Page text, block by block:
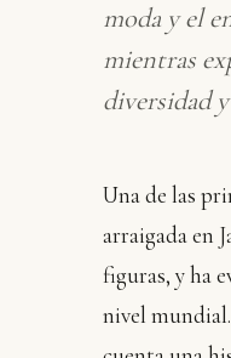
moda y el
mientras
diversidad
Una de las
arraigada en
figuras, y ha
nivel